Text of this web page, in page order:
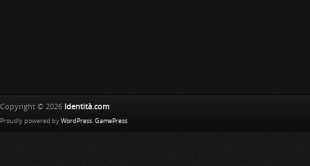
Copyright © 2026 Identità.com
Proudly powered by WordPress. GamePress